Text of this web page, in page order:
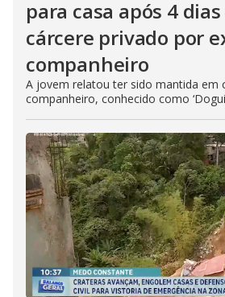
para casa após 4
cárcere privado por
companheiro
A jovem relatou ter sido mantida em
companheiro, conhecido como